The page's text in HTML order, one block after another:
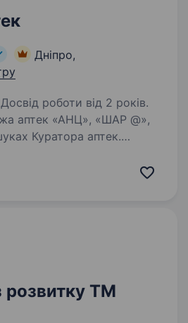
Дніпро,
роботи від 2 років.
аптек «АНЦ», «ШАР @»,
Куратора аптек.
контроль виконання
ТМ